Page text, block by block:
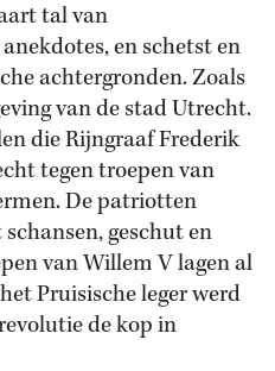
tal van
en schetst en
achtergronden. Zoals
van de stad Utrecht.
die Rijngraaf Frederik
tegen troepen van
De patriotten
geschut en
van Willem V lagen al
Pruisische leger werd
de kop in